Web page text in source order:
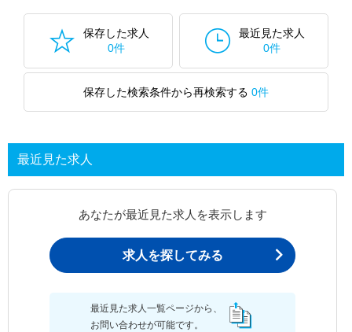
保存した求人
0件
最近見た求人
0件
保存した検索条件から再検索する 0件
最近見た求人
あなたが最近見た求人を表示します
求人を探してみる
最近見た求人一覧ページから、
お問い合わせが可能です。